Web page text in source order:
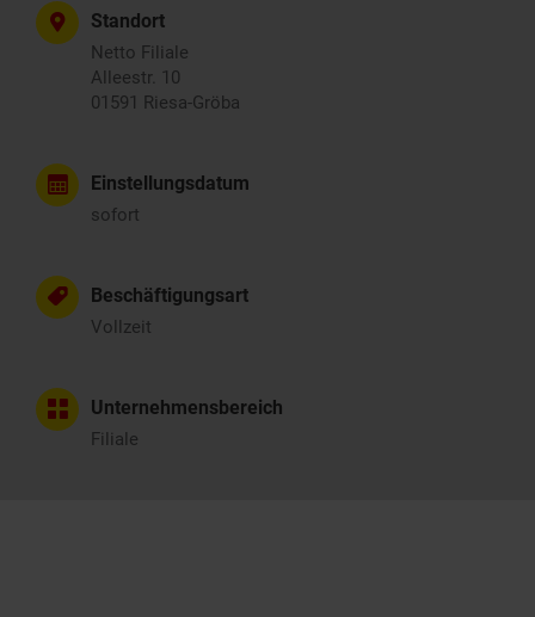
Standort
Netto Filiale
Alleestr. 10
01591 Riesa-Gröba
Einstellungsdatum
sofort
Beschäftigungsart
Vollzeit
Unternehmensbereich
Filiale